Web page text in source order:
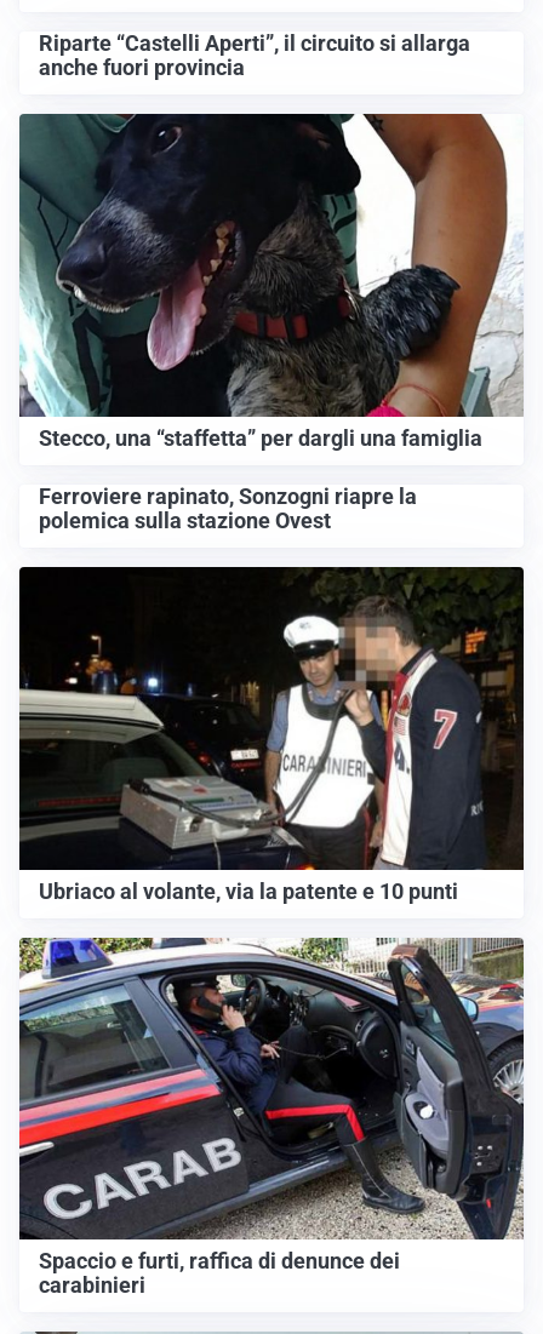
Riparte “Castelli Aperti”, il circuito si allarga
anche fuori provincia
Stecco, una “staffetta” per dargli una famiglia
Ferroviere rapinato, Sonzogni riapre la
polemica sulla stazione Ovest
Ubriaco al volante, via la patente e 10 punti
Spaccio e furti, raffica di denunce dei
carabinieri